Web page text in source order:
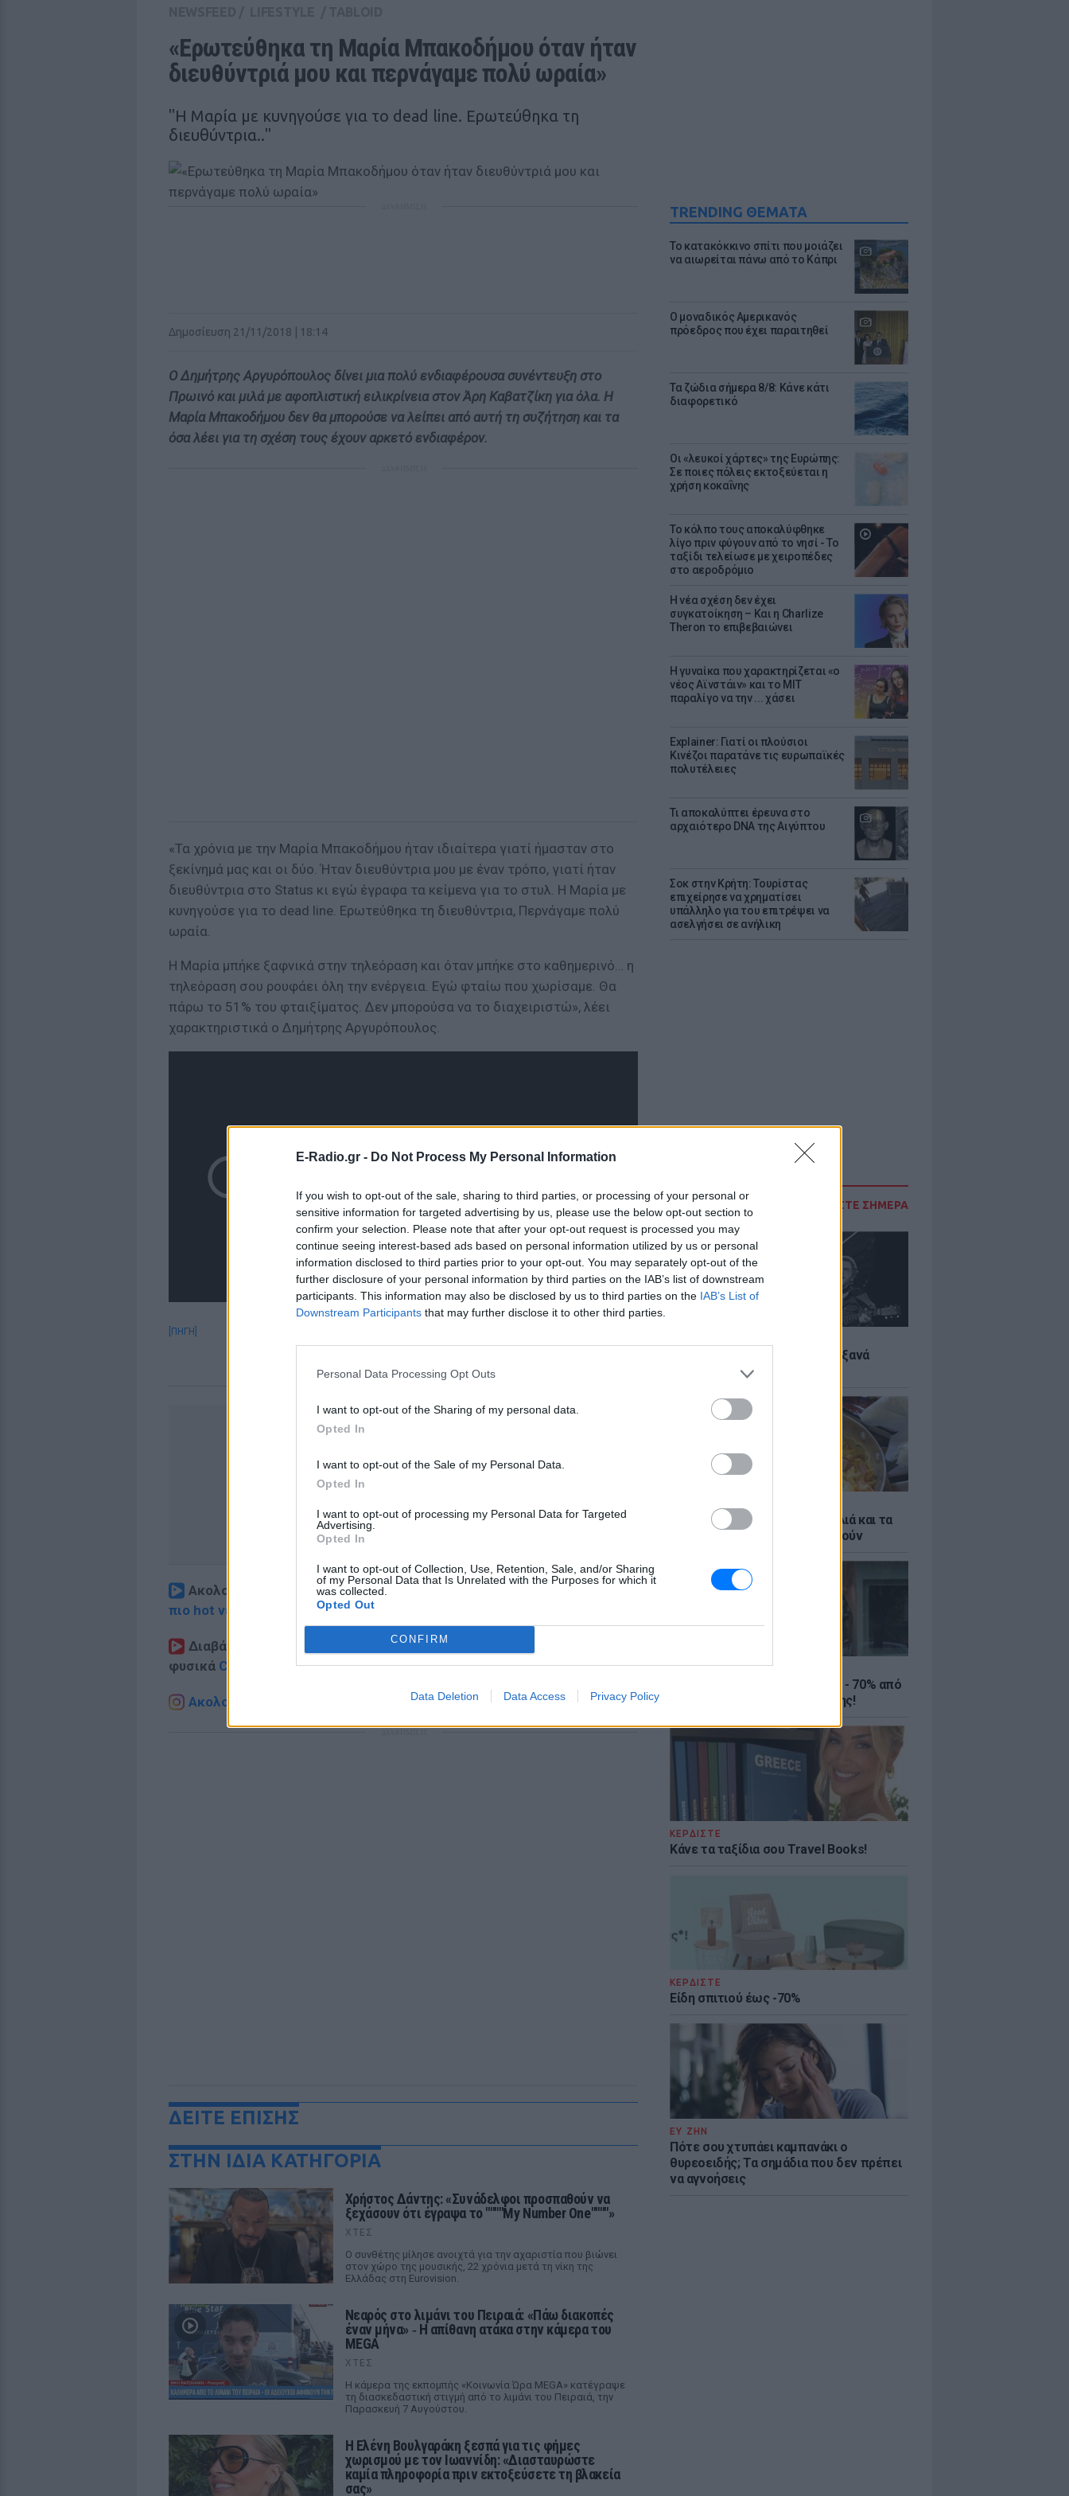
E-Radio.gr - Do Not Process My Personal Information
If you wish to opt-out of the sale, sharing to third parties, or processing of your personal or
sensitive information for targeted advertising by us, please use the below opt-out section to
confirm your selection. Please note that after your opt-out request is processed you may
continue seeing interest-based ads based on personal information utilized by us or personal
information disclosed to third parties prior to your opt-out. You may separately opt-out of the
further disclosure of your personal information by third parties on the IAB’s list of downstream
participants. This information may also be disclosed by us to third parties on the IAB’s List of
Downstream Participants that may further disclose it to other third parties.
Personal Data Processing Opt Outs
I want to opt-out of the Sharing of my personal data.
Opted In
I want to opt-out of the Sale of my Personal Data.
Opted In
I want to opt-out of processing my Personal Data for Targeted
Advertising.
Opted In
I want to opt-out of Collection, Use, Retention, Sale, and/or Sharing
of my Personal Data that Is Unrelated with the Purposes for which it
was collected.
Opted Out
CONFIRM
Data Deletion Data Access Privacy Policy
TRENDING ΘΕΜΑΤΑ
Το κατακόκκινο σπίτι που μοιάζει
να αιωρείται πάνω από το Κάπρι
Ο μοναδικός Αμερικανός
πρόεδρος που έχει παραιτηθεί
Τα ζώδια σήμερα 8/8: Κάνε κάτι
διαφορετικό
Οι «λευκοί χάρτες» της Ευρώπης:
Σε ποιες πόλεις εκτοξεύεται η
χρήση κοκαΐνης
Το κόλπο τους αποκαλύφθηκε
λίγο πριν φύγουν από το νησί - Το
ταξίδι τελείωσε με χειροπέδες
στο αεροδρόμιο
Η νέα σχέση δεν έχει
συγκατοίκηση – Και η Charlize
Theron το επιβεβαιώνει
Η γυναίκα που χαρακτηρίζεται «ο
νέος Αϊνστάιν» και το MIT
παραλίγο να την ... χάσει
Explainer: Γιατί οι πλούσιοι
Κινέζοι παρατάνε τις ευρωπαϊκές
πολυτέλειες
Τι αποκαλύπτει έρευνα στο
αρχαιότερο DNA της Αιγύπτου
Σοκ στην Κρήτη: Τουρίστας
επιχείρησε να χρηματίσει
υπάλληλο για του επιτρέψει να
ασελγήσει σε ανήλικη
ΔΙΑΒΑΣΤΕ ΣΗΜΕΡΑ
5 one-hit wonders που έγιναν ξανά
διάσημοι από… ατύχημα
Ελληνικό γιαούρτι: Μία κουταλιά και τα
scrambled eggs θα απογειωθούν
ΚΕΡΔΙΣΤΕ
Καλοκαιρινές εκπτώσεις έως - 70% από
τα μεγαλύτερα eshops ένδυσης!
ΚΕΡΔΙΣΤΕ
Κάνε τα ταξίδια σου Travel Books!
ΚΕΡΔΙΣΤΕ
Είδη σπιτιού έως -70%
ΕΥ ΖΗΝ
Πότε σου χτυπάει καμπανάκι ο
θυρεοειδής; Τα σημάδια που δεν πρέπει
να αγνοήσεις
«Ερωτεύθηκα τη Μαρία Μπακοδήμου όταν ήταν
διευθύντριά μου και περνάγαμε πολύ ωραία»
"Η Μαρία με κυνηγούσε για το dead line. Ερωτεύθηκα τη
διευθύντρια.."
Δημοσίευση 21/11/2018 | 18:14
Ο Δημήτρης Αργυρόπουλος δίνει μια πολύ ενδιαφέρουσα συνέντευξη στο
Πρωινό και μιλά με αφοπλιστική ειλικρίνεια στον Άρη Καβατζίκη για όλα. Η
Μαρία Μπακοδήμου δεν θα μπορούσε να λείπει από αυτή τη συζήτηση και τα
όσα λέει για τη σχέση τους έχουν αρκετό ενδιαφέρον.
«Τα χρόνια με την Μαρία Μπακοδήμου ήταν ιδιαίτερα γιατί ήμασταν στο
ξεκίνημά μας και οι δύο. Ήταν διευθύντρια μου με έναν τρόπο, γιατί ήταν
διευθύντρια στο Status κι εγώ έγραφα τα κείμενα για το στυλ. Η Μαρία με
κυνηγούσε για το dead line. Ερωτεύθηκα τη διευθύντρια, Περνάγαμε πολύ
ωραία.
Η Μαρία μπήκε ξαφνικά στην τηλεόραση και όταν μπήκε στο καθημερινό… η
τηλεόραση σου ρουφάει όλη την ενέργεια. Εγώ φταίω που χωρίσαμε. Θα
πάρω το 51% του φταιξίματος. Δεν μπορούσα να το διαχειριστώ», λέει
χαρακτηριστικά ο Δημήτρης Αργυρόπουλος.
[ΠΗΓΗ]
Ακολουθήστε το E-Radio.gr στο και μάθετε πρώτοι
πιο hot νέα
Διαβάστε περισσότερα θέματα γιαΜόδα
φυσικά Celebrities στο νέοPink.gr!
Ακολουθήστε το E-Radio.gr και στο Instagram
ΔΕΙΤΕ ΕΠΙΣΗΣ
ΣΤΗΝ ΙΔΙΑ ΚΑΤΗΓΟΡΙΑ
Χρήστος Δάντης: «Συνάδελφοι προσπαθούν να
ξεχάσουν ότι έγραψα το """"My Number One""""»
ΧΤΕΣ
Ο συνθέτης μίλησε ανοιχτά για την αχαριστία που βιώνει
στον χώρο της μουσικής, 22 χρόνια μετά τη νίκη της
Ελλάδας στη Eurovision.
Νεαρός στο λιμάνι του Πειραιά: «Πάω διακοπές
έναν μήνα» ‑ Η απίθανη ατάκα στην κάμερα του
MEGA
ΧΤΕΣ
Η κάμερα της εκπομπής «Κοινωνία Ώρα MEGA» κατέγραψε
τη διασκεδαστική στιγμή από το λιμάνι του Πειραιά, την
Παρασκευή 7 Αυγούστου.
Η Ελένη Βουλγαράκη ξεσπά για τις φήμες
χωρισμού με τον Ιωαννίδη: «Διασταυρώστε
καμία πληροφορία πριν εκτοξεύσετε τη βλακεία
σας»